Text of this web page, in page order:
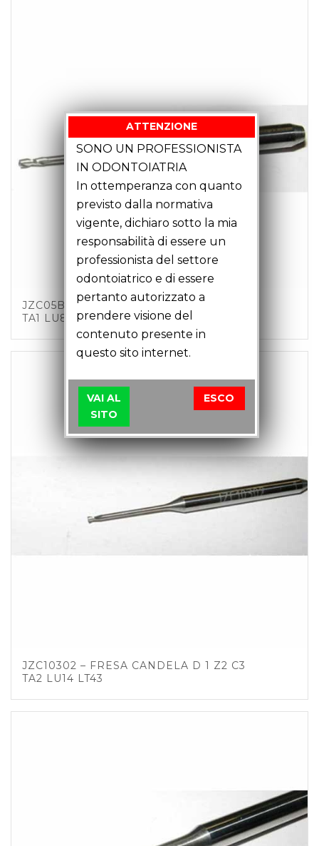
JZC05B01 – FRESA CANDELA D0.5 Z2 C3
TA1 LU8 LT35
JZC10302 – FRESA CANDELA D 1 Z2 C3
TA2 LU14 LT43
ATTENZIONE
SONO UN PROFESSIONISTA
IN ODONTOIATRIA
In ottemperanza con quanto
previsto dalla normativa
vigente, dichiaro sotto la mia
responsabilità di essere un
professionista del settore
odontoiatrico e di essere
pertanto autorizzato a
prendere visione del
contenuto presente in
questo sito internet.
VAI AL
SITO
ESCO